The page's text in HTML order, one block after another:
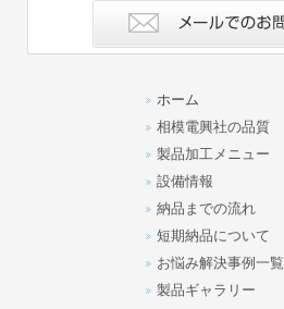
ホーム
相模電興社の品質
製品加工メニュー
設備情報
納品までの流れ
短期納品について
お悩み解決事例一覧
製品ギャラリー